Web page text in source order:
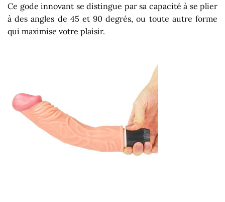
Ce gode innovant se distingue par sa capacité à se plier
à des angles de 45 et 90 degrés, ou toute autre forme
qui maximise votre plaisir.